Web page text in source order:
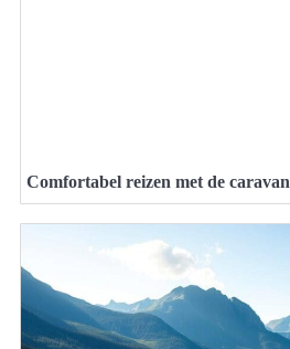
Comfortabel reizen met de caravan